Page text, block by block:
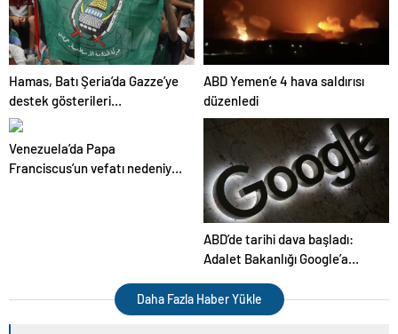
Hamas, Batı Şeria’da Gazze’ye
destek gösterileri
düzenlenmesi çağrısında
ABD Yemen’e 4 hava saldırısı
düzenledi
Venezuela’da Papa
Franciscus’un vefatı nedeniyle
ABD’de tarihi dava başladı:
Adalet Bakanlığı Google’a
Daha Fazla Haber Yükle